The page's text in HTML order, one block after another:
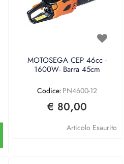
MOTOSEGA CEP 46cc -
1600W- Barra 45cm
Codice: PN4600-12
€ 80,00
Articolo Esaurito